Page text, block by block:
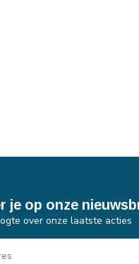
je op onze
over onze laatste acties